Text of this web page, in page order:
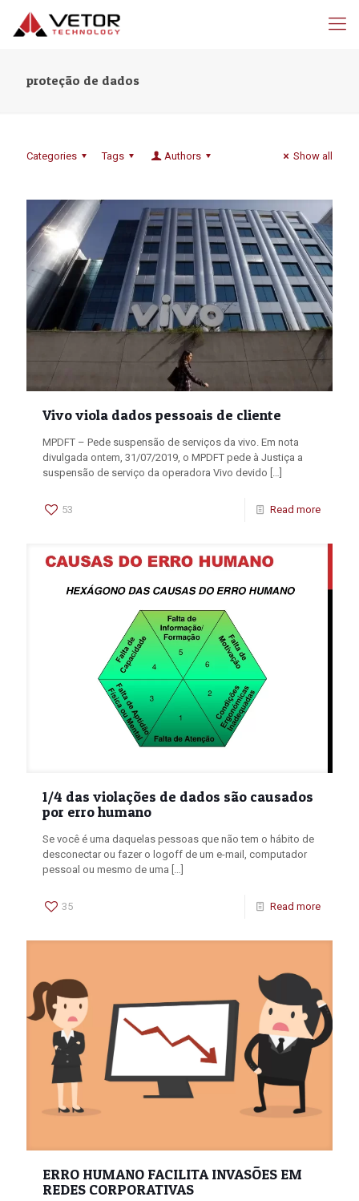
proteção de dados
Categories Tags Authors Show all
Vivo viola dados pessoais de cliente
MPDFT – Pede suspensão de serviços da vivo. Em nota
divulgada ontem, 31/07/2019, o MPDFT pede à Justiça a
suspensão de serviço da operadora Vivo devido
53 Read more
1/4 das violações de dados são causados
por erro humano
Se você é uma daquelas pessoas que não tem o hábito de
desconectar ou fazer o logoff de um e-mail, computador
pessoal ou mesmo de uma […]
35 Read more
ERRO HUMANO FACILITA INVASÕES EM
REDES CORPORATIVAS